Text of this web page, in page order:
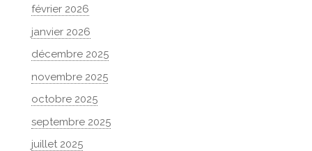
février 2026
janvier 2026
décembre 2025
novembre 2025
octobre 2025
septembre 2025
juillet 2025